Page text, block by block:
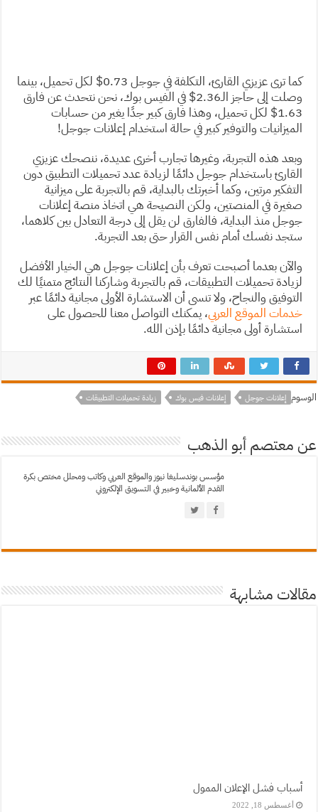
كما ترى عزيزي القارئ، التكلفة في جوجل 0.73$ لكل تحميل، بينما
وصلت إلى حاجز الـ2.36$ في الفيس بوك، نحن نتحدث عن فارق
1.63$ لكل تحميل، وهذا فارق كبير جدًا يغير من حسابات
الميزانيات والتوفير كبير في حالة استخدام إعلانات جوجل!
وبعد هذه التجربة، وغيرها تجارب أخرى عديدة، ننصحك عزيزي
القارئ باستخدام جوجل دائمًا لزيادة عدد تحميلات التطبيق دون
التفكير مرتين، وكما أخبرتك بالبداية، قم بالتجربة على ميزانية
صغيرة في المنصتين، ولكن النصيحة هي اتخاذ منصة إعلانات
جوجل منذ البداية، فالفارق لن يقل إلى درجة التعادل بين كلاهما،
ستجد نفسك أمام نفس القرار حتى بعد التجربة.
والآن بعدما أصبحت تعرف بأن إعلانات جوجل هي الخيار الأفضل
لزيادة تحميلات التطبيقات، قم بالتجربة وشاركنا النتائج متمنيًا لك
التوفيق والنجاح، ولا تنسى أن الاستشارة الأولى مجانية دائمًا عبر
خدمات الموقع العربي، يمكنك التواصل معنا للحصول على
استشارة أولى مجانية دائمًا بإذن الله.
الوسوم إعلانات جوجل إعلانات فيس بوك زيادة تحميلات التطبيقات
عن معتصم أبو الذهب
مؤسس بوندسليغا نيوز والموقع العربي وكاتب ومحلل مختص بكرة
القدم الألمانية وخبير في التسويق الإلكتروني
مقالات مشابهة
أسباب فشل الإعلان الممول
أغسطس 18, 2022